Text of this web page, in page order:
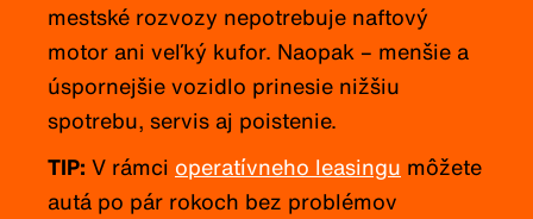
mestské rozvozy nepotrebuje naftový
motor ani veľký kufor. Naopak – menšie a
úspornejšie vozidlo prinesie nižšiu
spotrebu, servis aj poistenie.
TIP: V rámci operatívneho leasingu môžete
autá po pár rokoch bez problémov